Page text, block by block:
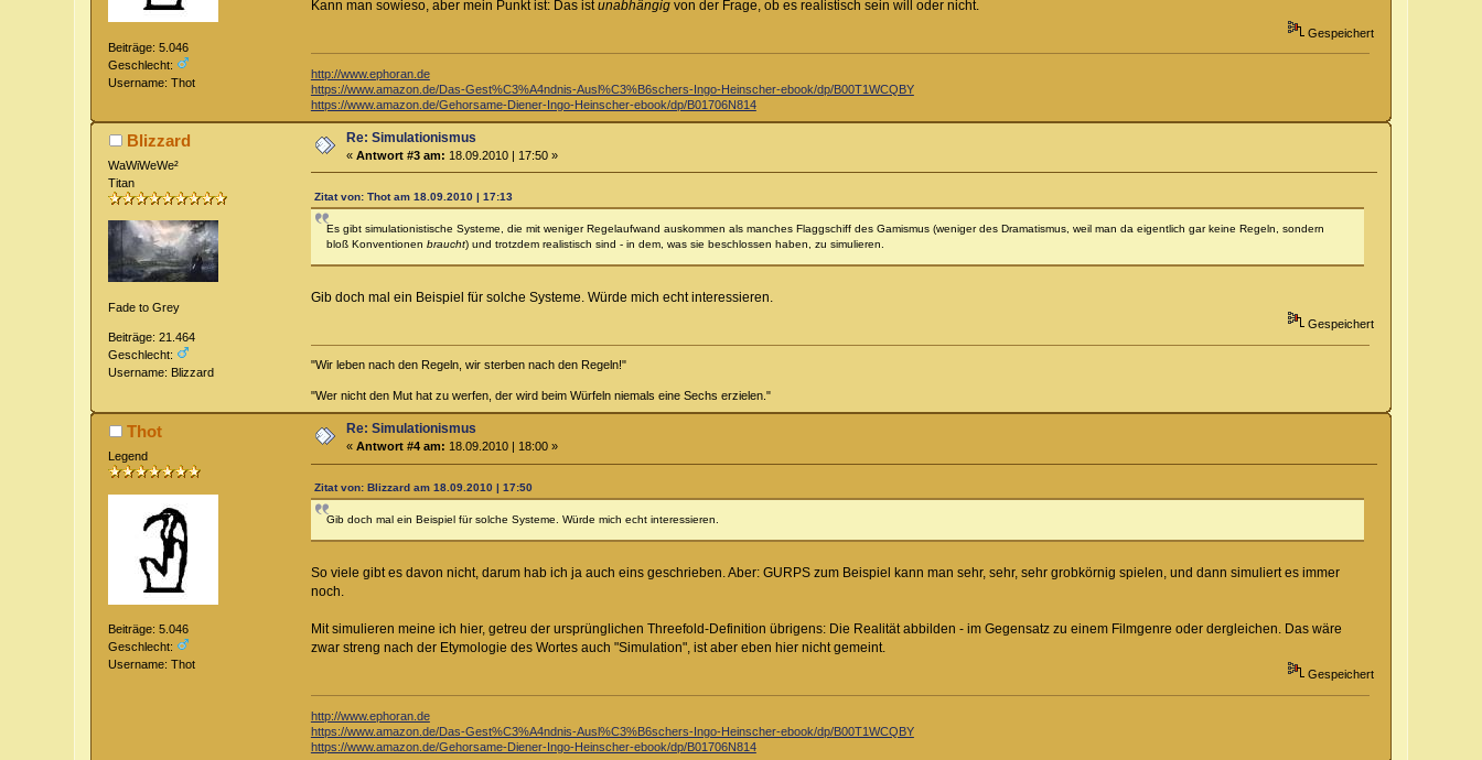
Beiträge: 5.046
Geschlecht:
Username: Thot
Kann man sowieso, aber mein Punkt ist: Das istunabhängigvon der Frage, ob es realistisch sein will oder nicht.
Gespeichert
http://www.ephoran.de
https://www.amazon.de/Das-Gest%C3%A4ndnis-Ausl%C3%B6schers-Ingo-Heinscher-ebook/dp/B00T1WCQBY
https://www.amazon.de/Gehorsame-Diener-Ingo-Heinscher-ebook/dp/B01706N814
Blizzard
WaWiWeWe²
Titan
Fade to Grey
Beiträge: 21.464
Geschlecht:
Username: Blizzard
Re: Simulationismus
«Antwort #3 am: 18.09.2010 | 17:50 »
Zitat von: Thot am 18.09.2010 | 17:13
Es gibt simulationistische Systeme, die mit weniger Regelaufwand auskommen als manches Flaggschiff des Gamismus (weniger des Dramatismus, weil man da eigentlich gar keine Regeln, sondern
bloß Konventionen braucht) und trotzdem realistisch sind - in dem, was sie beschlossen haben, zu simulieren.
Gib doch mal ein Beispiel für solche Systeme. Würde mich echt interessieren.
Gespeichert
"Wir leben nach den Regeln, wir sterben nach den Regeln!"
"Wer nicht den Mut hat zu werfen, der wird beim Würfeln niemals eine Sechs erzielen."
Thot
Legend
Beiträge: 5.046
Geschlecht:
Username: Thot
Re: Simulationismus
«Antwort #4 am: 18.09.2010 | 18:00 »
Zitat von: Blizzard am 18.09.2010 | 17:50
Gib doch mal ein Beispiel für solche Systeme. Würde mich echt interessieren.
So viele gibt es davon nicht, darum hab ich ja auch eins geschrieben. Aber: GURPS zum Beispiel kann man sehr, sehr, sehr grobkörnig spielen, und dann simuliert es immer
noch.
Mit simulieren meine ich hier, getreu der ursprünglichen Threefold-Definition übrigens: Die Realität abbilden - im Gegensatz zu einem Filmgenre oder dergleichen. Das wäre
zwar streng nach der Etymologie des Wortes auch "Simulation", ist aber eben hier nicht gemeint.
Gespeichert
http://www.ephoran.de
https://www.amazon.de/Das-Gest%C3%A4ndnis-Ausl%C3%B6schers-Ingo-Heinscher-ebook/dp/B00T1WCQBY
https://www.amazon.de/Gehorsame-Diener-Ingo-Heinscher-ebook/dp/B01706N814